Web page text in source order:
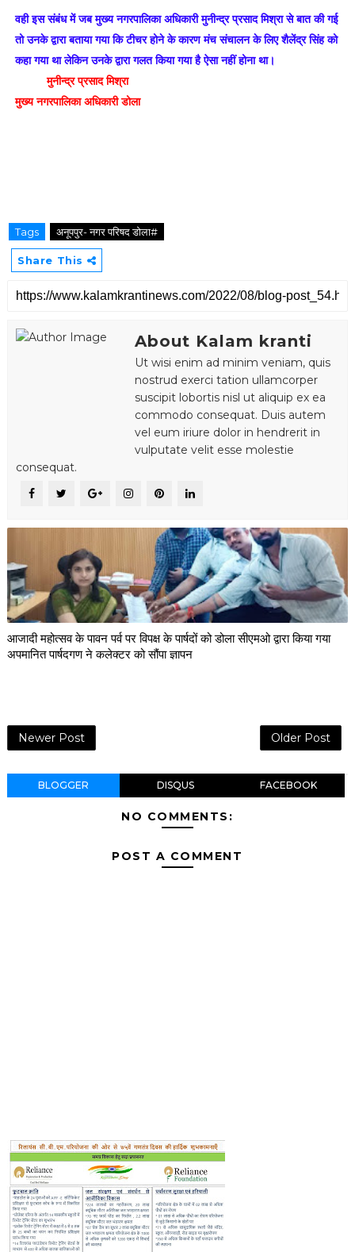
वही इस संबंध में जब मुख्य नगरपालिका अधिकारी मुनीन्द्र प्रसाद मिश्रा से बात की गई
तो उनके द्वारा बताया गया कि टीचर होने के कारण मंच संचालन के लिए शैलेंद्र सिंह को
कहा गया था लेकिन उनके द्वारा गलत किया गया है ऐसा नहीं होना था।
मुनीन्द्र प्रसाद मिश्रा
मुख्य नगरपालिका अधिकारी डोला
Tags अनूपपुर- नगर परिषद डोला#
Share This
About Kalam kranti
Ut wisi enim ad minim veniam, quis
nostrud exerci tation ullamcorper
suscipit lobortis nisl ut aliquip ex ea
commodo consequat. Duis autem
vel eum iriure dolor in hendrerit in
vulputate velit esse molestie
consequat.
आजादी महोत्सव के पावन पर्व पर विपक्ष के पार्षदों को डोला सीएमओ द्वारा किया गया
अपमानित पार्षदगण ने कलेक्टर को सौंपा ज्ञापन
Newer Post Older Post
BLOGGER DISQUS FACEBOOK
NO COMMENTS:
POST A COMMENT